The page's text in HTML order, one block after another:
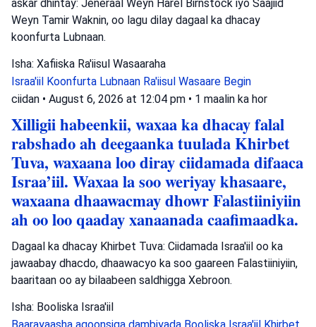
askar dhintay: Jeneraal Weyn Harel Birnstock iyo Saajiid
Weyn Tamir Waknin, oo lagu dilay dagaal ka dhacay
koonfurta Lubnaan.
Isha: Xafiiska Ra'iisul Wasaaraha
Israa'iil Koonfurta Lubnaan Ra'iisul Wasaare Begin
ciidan • August 6, 2026 at 12:04 pm • 1 maalin ka hor
Xilligii habeenkii, waxaa ka dhacay falal
rabshado ah deegaanka tuulada Khirbet
Tuva, waxaana loo diray ciidamada difaaca
Israa’iil. Waxaa la soo weriyay khasaare,
waxaana dhaawacmay dhowr Falastiiniyiin
ah oo loo qaaday xanaanada caafimaadka.
Dagaal ka dhacay Khirbet Tuva: Ciidamada Israa'iil oo ka
jawaabay dhacdo, dhaawacyo ka soo gaareen Falastiiniyiin,
baaritaan oo ay bilaabeen saldhigga Xebroon.
Isha: Booliska Israa'iil
Baarayaasha aqoonsiga dambiyada Booliska Israa'iil Khirbet